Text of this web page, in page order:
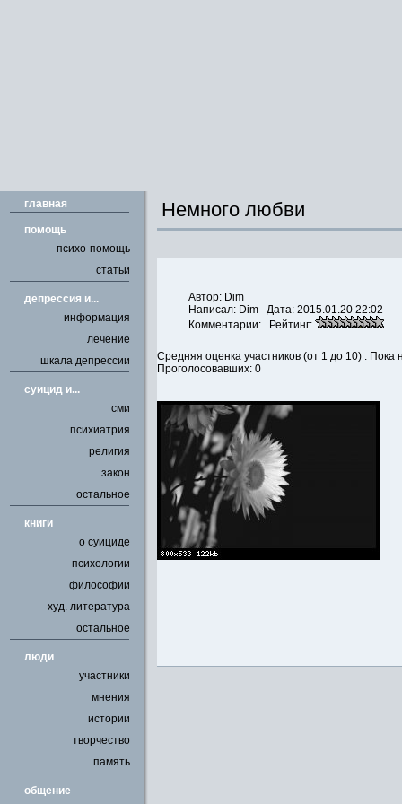
главная
помощь
психо-помощь
статьи
депрессия и...
информация
лечение
шкала депрессии
cуицид и...
сми
психиатрия
религия
закон
остальное
книги
о суициде
психологии
философии
худ. литература
остальное
люди
участники
мнения
истории
творчество
память
общение
Немного любви
Автор: Dim
Написал: Dim Дата: 2015.01.20 22:02
Комментарии: Рейтинг:
Средняя оценка участников (от 1 до 10) : Пока
Проголосовавших: 0